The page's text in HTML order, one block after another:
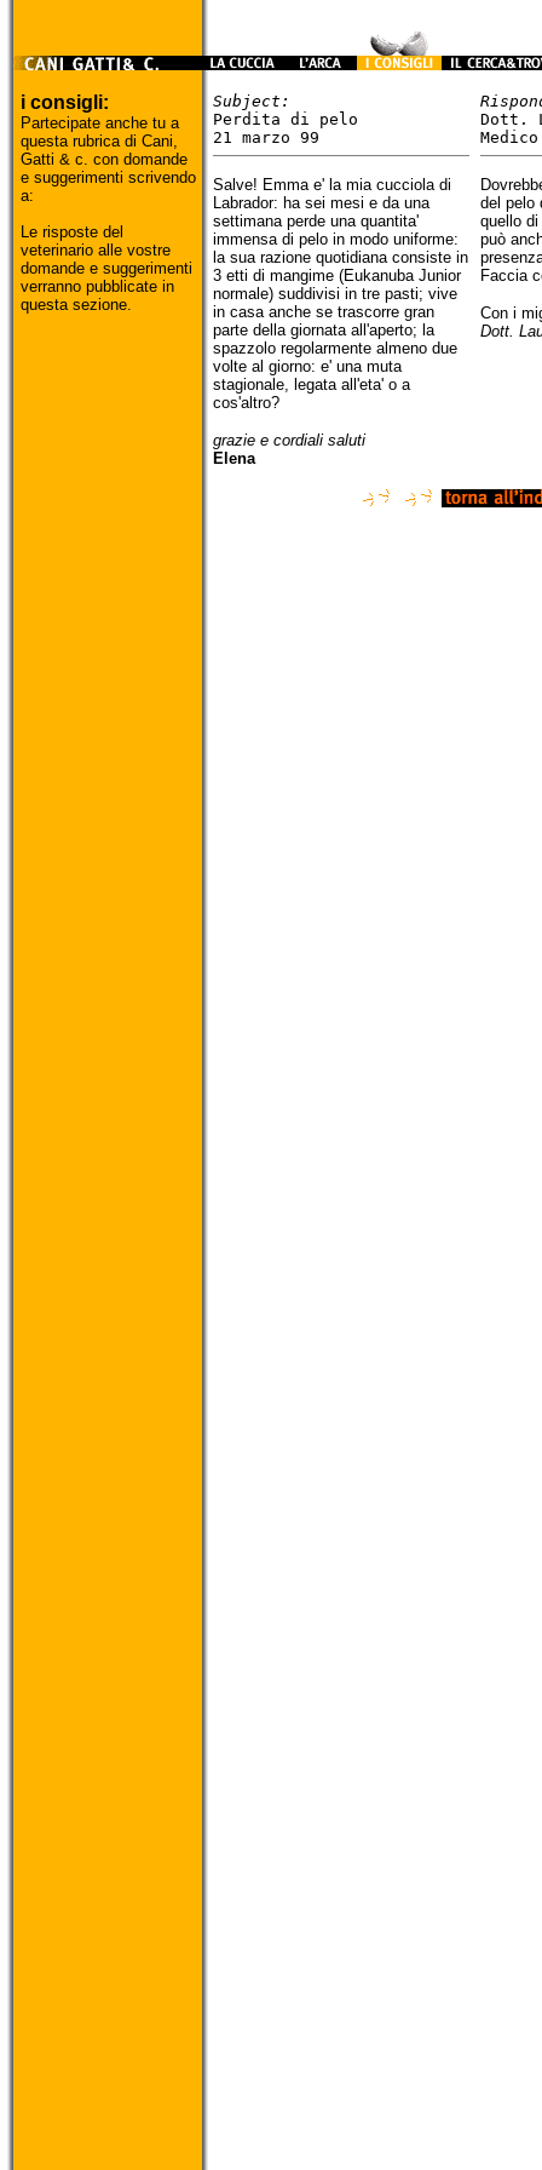
i consigli:
Partecipate anche tu a
questa rubrica di Cani,
Gatti & c. con domande
e suggerimenti scrivendo
a:
Le risposte del
veterinario alle vostre
domande e suggerimenti
verranno pubblicate in
questa sezione.
Subject:
Perdita di pelo
21 marzo 99
Salve! Emma e' la mia cucciola di
Labrador: ha sei mesi e da una
settimana perde una quantita'
immensa di pelo in modo uniforme:
la sua razione quotidiana consiste in
3 etti di mangime (Eukanuba Junior
normale) suddivisi in tre pasti; vive
in casa anche se trascorre gran
parte della giornata all'aperto; la
spazzolo regolarmente almeno due
volte al giorno: e' una muta
stagionale, legata all'eta' o a
cos'altro?
grazie e cordiali saluti
Elena
Dott.
del pelo
quello
può
Faccia
Con i
Dott.